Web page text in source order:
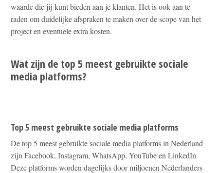
waarde die jij kunt bieden aan je klanten. Het is ook aan te
raden om duidelijke afspraken te maken over de scope van het
project en eventuele extra kosten.
Wat zijn de top 5 meest gebruikte sociale
media platforms?
Top 5 meest gebruikte sociale media platforms
De top 5 meest gebruikte sociale media platforms in Nederland
zijn Facebook, Instagram, WhatsApp, YouTube en LinkedIn.
Deze platforms worden dagelijks door miljoenen Nederlanders